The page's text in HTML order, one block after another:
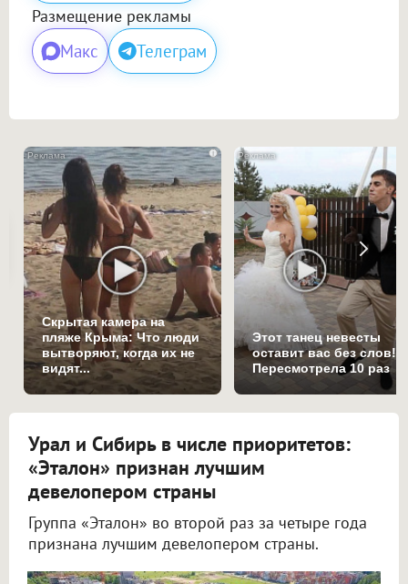
Размещение рекламы
Макс Телеграм
i
Скрытая камера на
пляже Крыма: Что люди
вытворяют, когда их не
видят...
Этот танец невесты
оставит вас без слов!
Пересмотрела 10 раз
Урал и Сибирь в числе приоритетов:
«Эталон» признан лучшим
девелопером страны
Группа «Эталон» во второй раз за четыре года
признана лучшим девелопером страны.